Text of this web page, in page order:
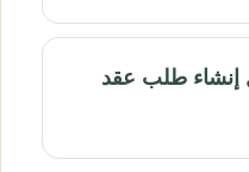
إنشاء طلب عقد